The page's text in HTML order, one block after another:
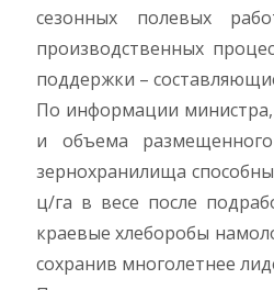
сезонных полевых
производственных
поддержки –
По информации министра,
и объема
зернохранилища
ц/га в весе после
краевые хлеборобы
сохранив многолетнее